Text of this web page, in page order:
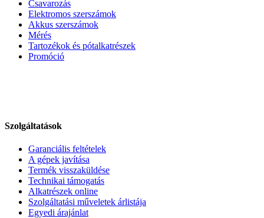
Csavarozás
Elektromos szerszámok
Akkus szerszámok
Mérés
Tartozékok és pótalkatrészek
Promóció
Szolgáltatások
Garanciális feltételek
A gépek javítása
Termék visszaküldése
Technikai támogatás
Alkatrészek online
Szolgáltatási műveletek árlistája
Egyedi árajánlat